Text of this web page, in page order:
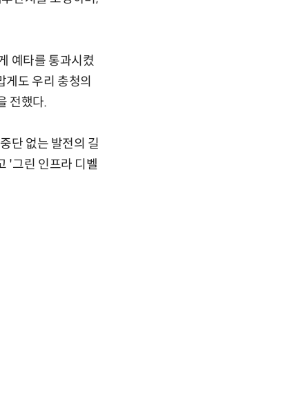
예타를 통과시켰
게도 우리 충청의
전했다.
단 없는 발전의 길
'그린 인프라 디벨